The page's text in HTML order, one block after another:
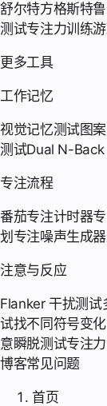
舒尔特方格斯特
测试专注力训练
更多工具
工作记忆
视觉记忆测试图
测试Dual N-Back
专注流程
番茄专注计时器
划 专注噪声生成器
注意与反应
Flanker 干扰测试
试找不同符号变
意瞬脱测试专注
博客常见问题
首页